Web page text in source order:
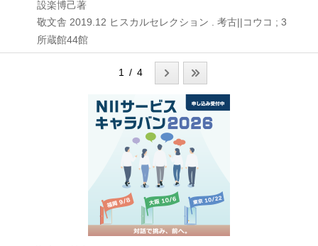
設楽博己著
敬文舎 2019.12 ヒスカルセレクション . 考古||コウコ ; 3
所蔵館44館
1 / 4